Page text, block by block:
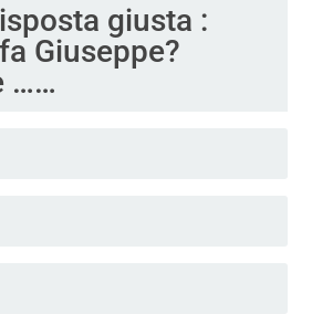
giusta :
Giuseppe?
……